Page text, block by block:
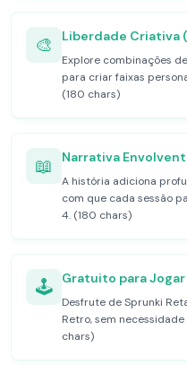
🎨 Liberdade Criativa
Explore combinações
para criar faixas
(180 chars)
📖 Narrativa
A história adiciona
com que cada sessão
4. (180 chars)
🕹️ Gratuito para
Desfrute de Sprunki
Retro, sem
chars)